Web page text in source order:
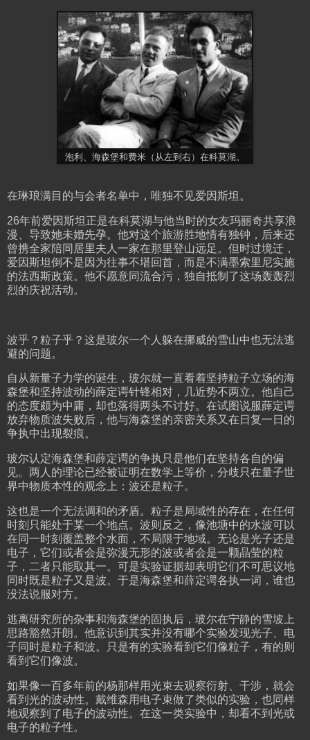
泡利、海森堡和费米（从左到右）在科莫湖。
在琳琅满目的与会者名单中，唯独不见爱因斯坦。
26年前爱因斯坦正是在科莫湖与他当时的女友玛丽奇共享浪
漫、导致她未婚先孕。他对这个旅游胜地情有独钟，后来还
曾携全家陪同居里夫人一家在那里登山远足。但时过境迁，
爱因斯坦倒不是因为往事不堪回首，而是不满墨索里尼实施
的法西斯政策。他不愿意同流合污，独自抵制了这场轰轰烈
烈的庆祝活动。
波乎？粒子乎？这是玻尔一个人躲在挪威的雪山中也无法逃
避的问题。
自从新量子力学的诞生，玻尔就一直看着坚持粒子立场的海
森堡和坚持波动的薛定谔针锋相对，几近势不两立。他自己
的态度颇为中庸，却也落得两头不讨好。在试图说服薛定谔
放弃物质波失败后，他与海森堡的亲密关系又在日复一日的
争执中出现裂痕。
玻尔认定海森堡和薛定谔的争执只是他们在坚持各自的偏
见。两人的理论已经被证明在数学上等价，分歧只在量子世
界中物质本性的观念上：波还是粒子。
这也是一个无法调和的矛盾。粒子是局域性的存在，在任何
时刻只能处于某一个地点。波则反之，像池塘中的水波可以
在同一时刻覆盖整个水面，不局限于地域。无论是光子还是
电子，它们或者会是弥漫无形的波或者会是一颗晶莹的粒
子，二者只能取其一。可是实验证据却表明它们不可思议地
同时既是粒子又是波。于是海森堡和薛定谔各执一词，谁也
没法说服对方。
逃离研究所的杂事和海森堡的固执后，玻尔在宁静的雪坡上
思路豁然开朗。他意识到其实并没有哪个实验发现光子、电
子同时是粒子和波。只是有的实验看到它们像粒子，有的则
看到它们像波。
如果像一百多年前的杨那样用光束去观察衍射、干涉，就会
看到光的波动性。戴维森用电子束做了类似的实验，也同样
地观察到了电子的波动性。在这一类实验中，却看不到光或
电子的粒子性。